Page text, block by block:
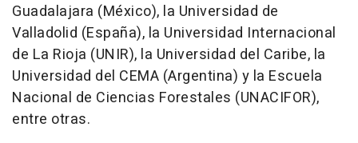
Guadalajara (México), la Universidad de
Valladolid (España), la Universidad Internacional
de La Rioja (UNIR), la Universidad del Caribe, la
Universidad del CEMA (Argentina) y la Escuela
Nacional de Ciencias Forestales (UNACIFOR),
entre otras.